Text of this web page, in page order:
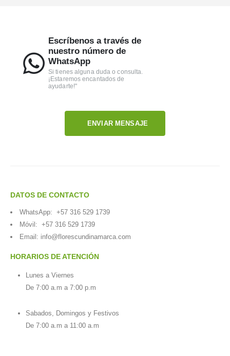
Escríbenos a través de
nuestro número de
WhatsApp
Si tienes alguna duda o consulta.
¡Estaremos encantados de
ayudarte!"
ENVIAR MENSAJE
DATOS DE CONTACTO
WhatsApp: +57 316 529 1739
Móvil: +57 316 529 1739
Email: info@florescundinamarca.com
HORARIOS DE ATENCIÓN
Lunes a Viernes
De 7:00 a.m a 7:00 p.m
Sabados, Domingos y Festivos
De 7:00 a.m a 11:00 a.m